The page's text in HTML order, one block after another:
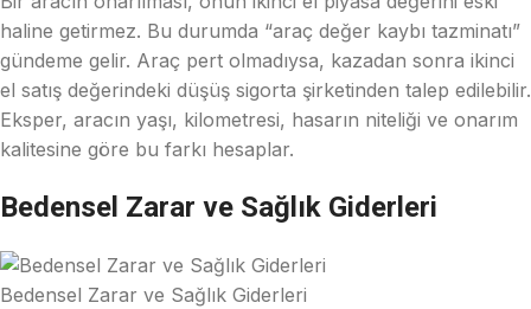
haline getirmez. Bu durumda “araç değer kaybı tazminatı”
gündeme gelir. Araç pert olmadıysa, kazadan sonra ikinci
el satış değerindeki düşüş sigorta şirketinden talep edilebilir.
Eksper, aracın yaşı, kilometresi, hasarın niteliği ve onarım
kalitesine göre bu farkı hesaplar.
Bedensel Zarar ve Sağlık Giderleri
Bedensel Zarar ve Sağlık Giderleri